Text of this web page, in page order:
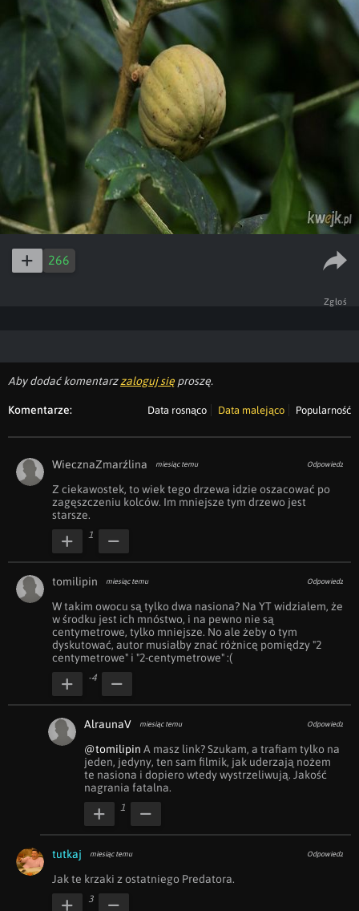
266
Zgłoś
Aby dodać komentarzzaloguj się proszę.
Komentarze: Data rosnąco Data malejąco Popularność
WiecznaZmarźlina miesiąc temu Odpowiedz
Z ciekawostek, to wiek tego drzewa idzie oszacować po
zagęszczeniu kolców. Im mniejsze tym drzewo jest
starsze.
1
tomilipin miesiąc temu Odpowiedz
W takim owocu są tylko dwa nasiona? Na YT widziałem, że
w środku jest ich mnóstwo, i na pewno nie są
centymetrowe, tylko mniejsze. No ale żeby o tym
dyskutować, autor musiałby znać różnicę pomiędzy "2
centymetrowe" i "2-centymetrowe" :(
-4
AlraunaV miesiąc temu Odpowiedz
@tomilipin A masz link? Szukam, a trafiam tylko na
jeden, jedyny, ten sam filmik, jak uderzają nożem
te nasiona i dopiero wtedy wystrzeliwują. Jakość
nagrania fatalna.
1
tutkaj miesiąc temu Odpowiedz
Jak te krzaki z ostatniego Predatora.
3